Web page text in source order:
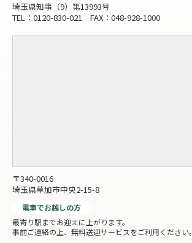
埼玉県知事（9）第13993号
TEL：0120-830-021 FAX：048-928-1000
〒340-0016
埼玉県草加市中央2-15-8
電車でお越しの方
最寄り駅までお迎えに上がります。
事前ご連絡の上、無料送迎サービスをご利用ください。